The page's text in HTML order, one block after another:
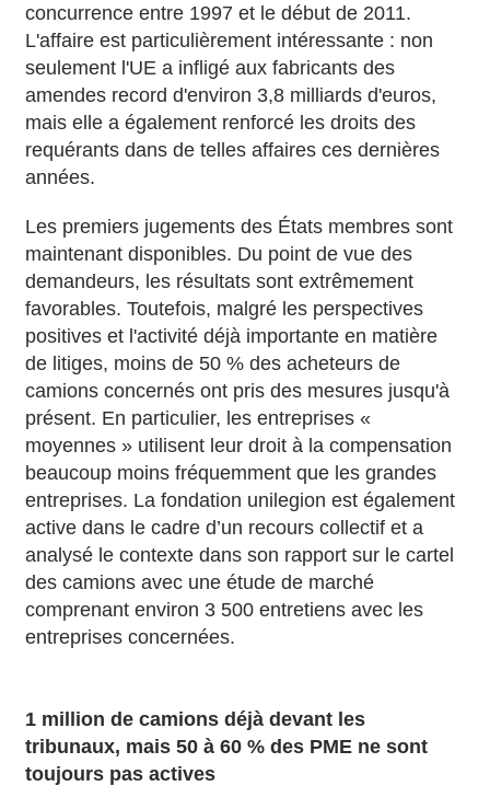
concurrence entre 1997 et le début de 2011.
L'affaire est particulièrement intéressante : non
seulement l'UE a infligé aux fabricants des
amendes record d'environ 3,8 milliards d'euros,
mais elle a également renforcé les droits des
requérants dans de telles affaires ces dernières
années.
Les premiers jugements des États membres sont
maintenant disponibles. Du point de vue des
demandeurs, les résultats sont extrêmement
favorables. Toutefois, malgré les perspectives
positives et l'activité déjà importante en matière
de litiges, moins de 50 % des acheteurs de
camions concernés ont pris des mesures jusqu'à
présent. En particulier, les entreprises «
moyennes » utilisent leur droit à la compensation
beaucoup moins fréquemment que les grandes
entreprises. La fondation unilegion est également
active dans le cadre d’un recours collectif et a
analysé le contexte dans son rapport sur le cartel
des camions avec une étude de marché
comprenant environ 3 500 entretiens avec les
entreprises concernées.
1 million de camions déjà devant les
tribunaux, mais 50 à 60 % des PME ne sont
toujours pas actives